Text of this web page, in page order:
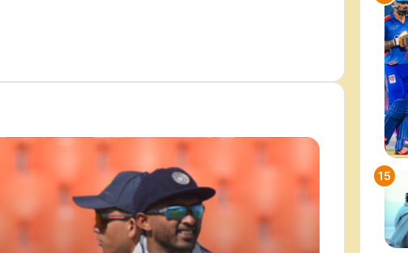
बल्लेबाज
डीपीएल 2026: सुजल पर भारी पड़ी
सार्थक की तूफानी पारी, नॉर्थ दिल्ली ने
ईस्ट दिल्ली को 6 विकेट से हराया
3 साल बाद विदेशी धरती पर पाकिस्तान